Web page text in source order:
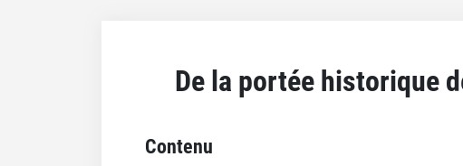
De la portée historique
Contenu